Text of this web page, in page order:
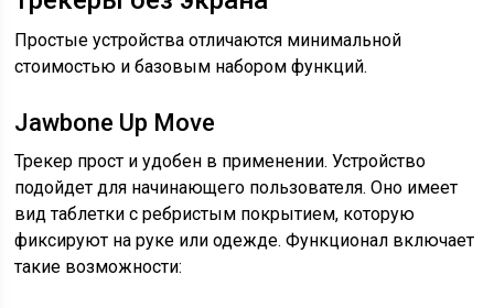
Простые устройства отличаются минимальной
стоимостью и базовым набором функций.
Jawbone Up Move
Трекер прост и удобен в применении. Устройство
подойдет для начинающего пользователя. Оно имеет
вид таблетки с ребристым покрытием, которую
фиксируют на руке или одежде. Функционал включает
такие возможности: